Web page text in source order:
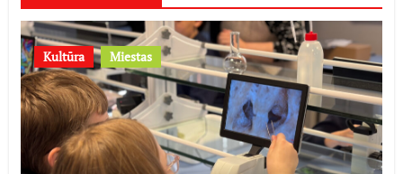
Kultūra Miestas